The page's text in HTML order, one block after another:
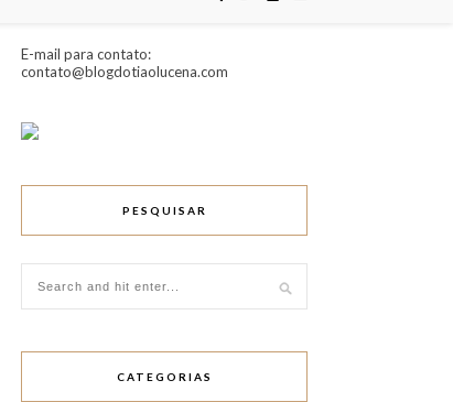
E-mail para contato:
contato@blogdotiaolucena.com
PESQUISAR
CATEGORIAS